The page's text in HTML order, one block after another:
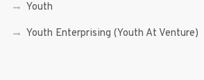
Youth
Youth Enterprising (Youth At Venture)